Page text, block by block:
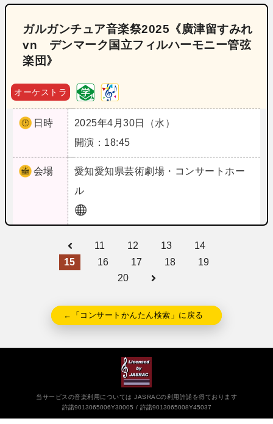
ガルガンチュア音楽祭2025《廣津留すみれ
vn デンマーク国立フィルハーモニー管弦
楽団》
オーケストラ
日時
2025年4月30日（水）
開演：18:45
会場 愛知愛知県芸術劇場・コンサートホー
ル
11 12 13
14
15
16 17 18
19
20
←「コンサートかんたん検索」に戻る
当サービスの音楽利用については JASRACの利用許諾を得ております
許諾9013065006Y30005
許諾9013065008Y45037